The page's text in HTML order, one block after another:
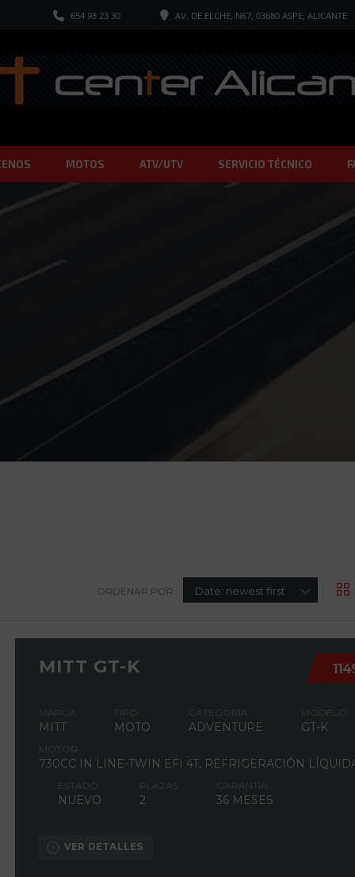
AV. DE ELCHE, N67, 03680 ASPE, ALICANTE
654 98 23 30
MOTOS ATV/UTV SERVICIO TÉCNICO
ORDENAR POR: Date: newest first
MITT GT-K
MARCA
MITT
TIPO
MOTO
CATEGORÍA
ADVENTURE
MODELO
GT-K
MOTOR
730CC IN LINE-TWIN EFI 4T, REFRIGERACIÓN
ESTADO
NUEVO
PLAZAS
2
GARANTÍA
36 MESES
VER DETALLES